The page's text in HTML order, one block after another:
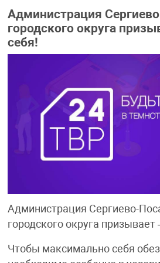
Администрация
городского округа
себя!
Администрация Сергиево-
городского округа
Чтобы максимально себя